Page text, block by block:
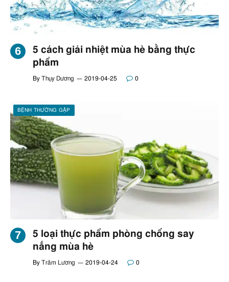
5 cách giải nhiệt mùa hè bằng thực
phẩm
By Thụy Dương 2019-04-25 0
BỆNH THƯỜNG GẶP
5 loại thực phẩm phòng chống say
nắng mùa hè
By Trâm Lương 2019-04-24 0